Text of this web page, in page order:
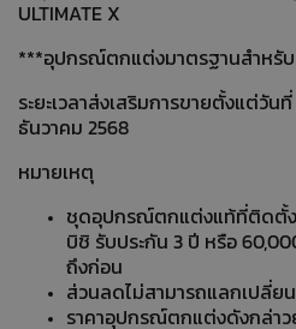
ULTIMATE X
***อุปกรณ์ตกแต่งมาตรฐานสำหรับ
ระยะเวลาส่งเสริมการขายตั้งแต่วันที่
ธันวาคม 2568
หมายเหตุ
ชุดอุปกรณ์ตกแต่งแท้ที่ติดตั้
บิชิ รับประกัน 3 ปี หรือ
ถึงก่อน
ส่วนลดไม่สามารถแลกเปลี่ย
ราคาอุปกรณ์ตกแต่งดังกล่า